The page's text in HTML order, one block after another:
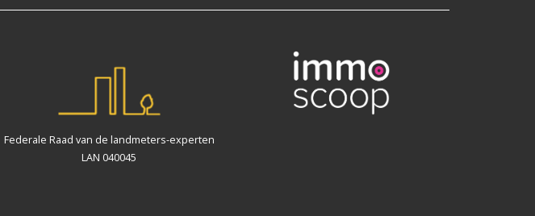
Federale Raad van de landmeters-experten
LAN 040045